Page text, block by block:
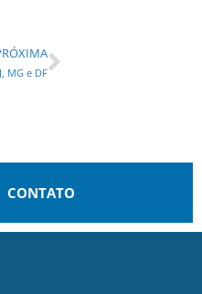
MG e DF
CONTATO